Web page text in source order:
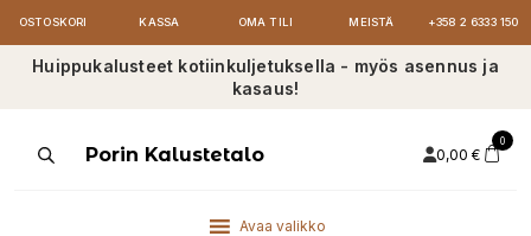
OSTOSKORI KASSA OMA TILI MEISTÄ +358 2 6333 150
Huippukalusteet kotiinkuljetuksella - myös asennus ja
kasaus!
ProductsPorin Kalustetalo 0,00 €
0
Avaa valikko